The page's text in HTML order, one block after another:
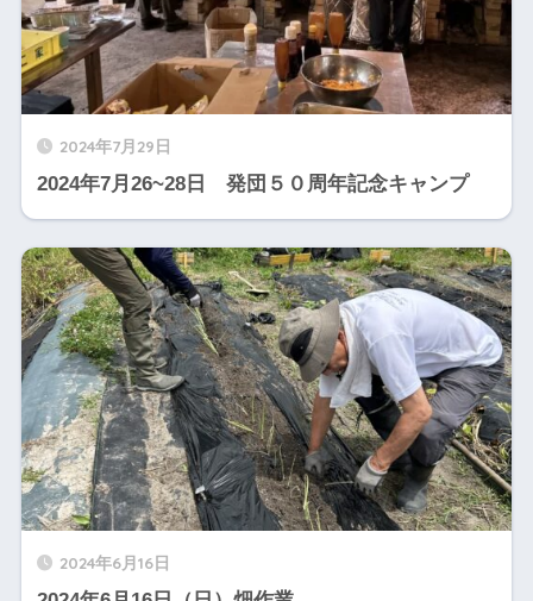
2024年7月29日
2024年7月26~28日 発団５０周年記念キャンプ
2024年6月16日